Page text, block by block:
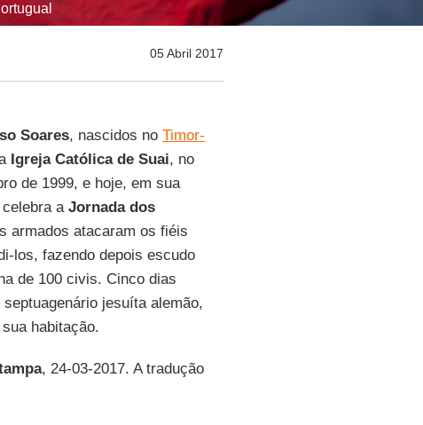
05 Abril 2017
Soares, nascidos no Timor-
Igreja Católica de Suai, no
de 1999, e hoje, em sua
a Jornada dos
armados atacaram os fiéis
los, fazendo depois escudo
de 100 civis. Cinco dias
septuagenário jesuíta alemão,
habitação.
, 24-03-2017. A tradução